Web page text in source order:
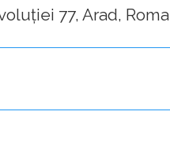
77, Arad,